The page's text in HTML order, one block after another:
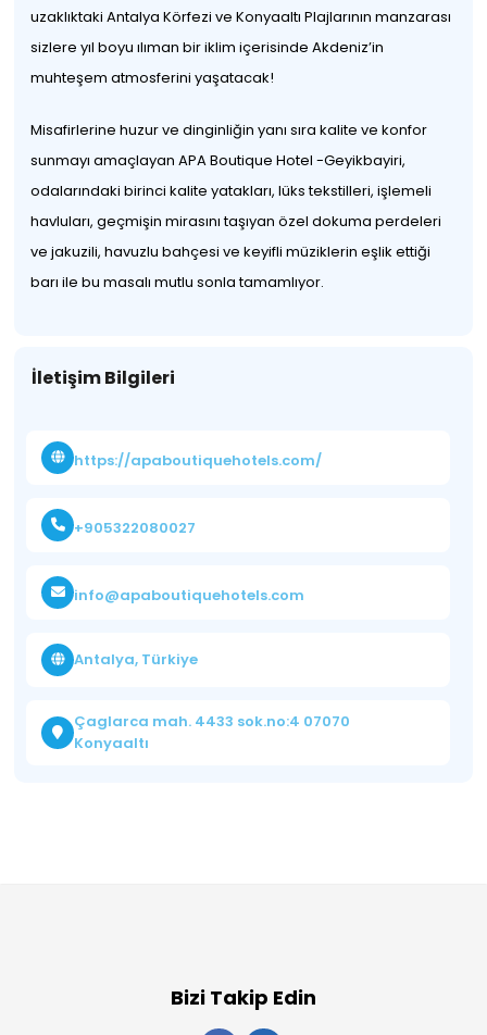
uzaklıktaki Antalya Körfezi ve Konyaaltı Plajlarının manzarası
sizlere yıl boyu ılıman bir iklim içerisinde Akdeniz’in
muhteşem atmosferini yaşatacak!
Misafirlerine huzur ve dinginliğin yanı sıra kalite ve konfor
sunmayı amaçlayan APA Boutique Hotel -Geyikbayiri,
odalarındaki birinci kalite yatakları, lüks tekstilleri, işlemeli
havluları, geçmişin mirasını taşıyan özel dokuma perdeleri
ve jakuzili, havuzlu bahçesi ve keyifli müziklerin eşlik ettiği
barı ile bu masalı mutlu sonla tamamlıyor.
İletişim Bilgileri
https://apaboutiquehotels.com/
+905322080027
info@apaboutiquehotels.com
Antalya, Türkiye
Çaglarca mah. 4433 sok.no:4 07070
Konyaaltı
Bizi Takip Edin